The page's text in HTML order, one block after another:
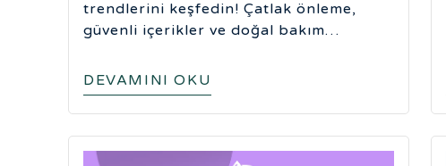
trendlerini keşfedin! Çatlak önleme,
güvenli içerikler ve doğal bakım
huzurlu geçirin.
DEVAMINI OKU